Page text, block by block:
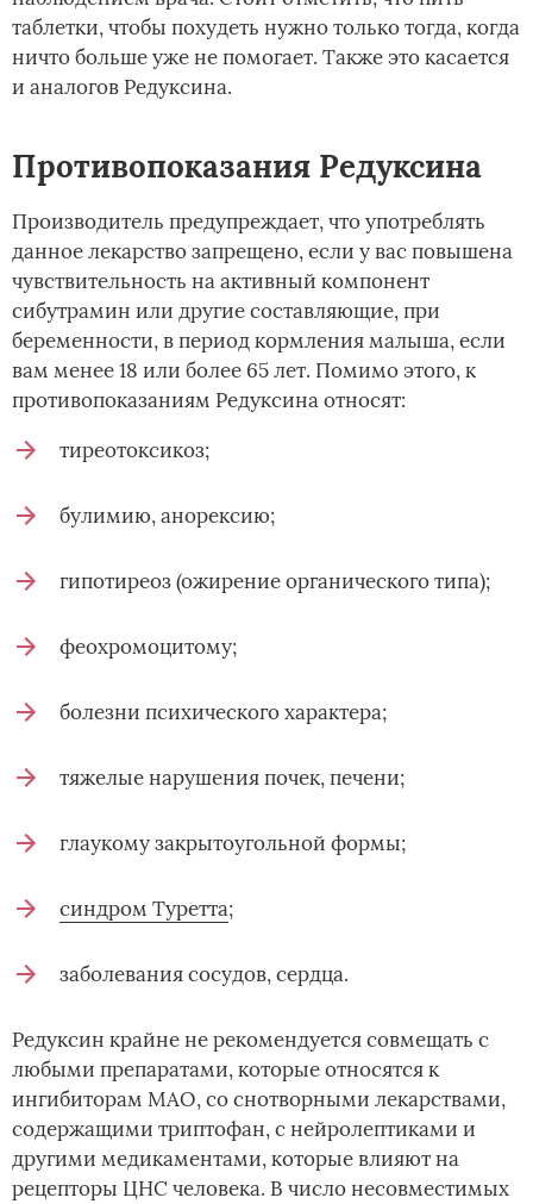
таблетки, чтобы похудеть нужно только тогда, когда
ничто больше уже не помогает. Также это касается
и аналогов Редуксина.
Противопоказания Редуксина
Производитель предупреждает, что употреблять
данное лекарство запрещено, если у вас повышена
чувствительность на активный компонент
сибутрамин или другие составляющие, при
беременности, в период кормления малыша, если
вам менее 18 или более 65 лет. Помимо этого, к
противопоказаниям Редуксина относят:
тиреотоксикоз;
булимию, анорексию;
гипотиреоз (ожирение органического типа);
феохромоцитому;
болезни психического характера;
тяжелые нарушения почек, печени;
глаукому закрытоугольной формы;
синдром Туретта;
заболевания сосудов, сердца.
Редуксин крайне не рекомендуется совмещать с
любыми препаратами, которые относятся к
ингибиторам МАО, со снотворными лекарствами,
содержащими триптофан, с нейролептиками и
другими медикаментами, которые влияют на
рецепторы ЦНС человека. В число несовместимых